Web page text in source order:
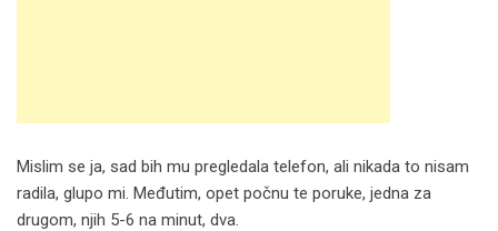
Mislim se ja, sad bih mu pregledala telefon, ali nikada to nisam
radila, glupo mi. Međutim, opet počnu te poruke, jedna za
drugom, njih 5-6 na minut, dva.